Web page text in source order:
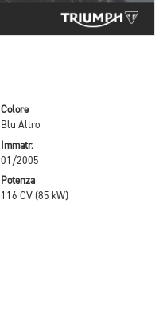
Colore
Blu Altro
Immatr.
01/2005
Potenza
116 CV (85 kW)